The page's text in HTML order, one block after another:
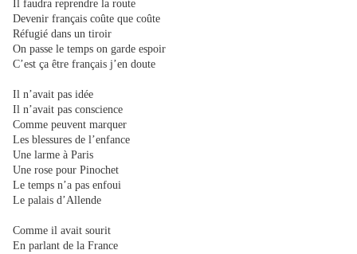
Il faudra reprendre la route
Devenir français coûte que coûte
Réfugié dans un tiroir
On passe le temps on garde espoir
C’est ça être français j’en doute
Il n’avait pas idée
Il n’avait pas conscience
Comme peuvent marquer
Les blessures de l’enfance
Une larme à Paris
Une rose pour Pinochet
Le temps n’a pas enfoui
Le palais d’Allende
Comme il avait sourit
En parlant de la France